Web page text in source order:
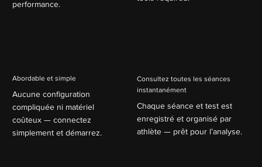
performance.
Abordable et simple
Aucune configuration
compliquée ni matériel
coûteux — connectez
simplement et démarrez.
Consultez toutes les séances
instantanément
Chaque séance et test est
enregistré et organisé par
athlète — prêt pour l’analyse.